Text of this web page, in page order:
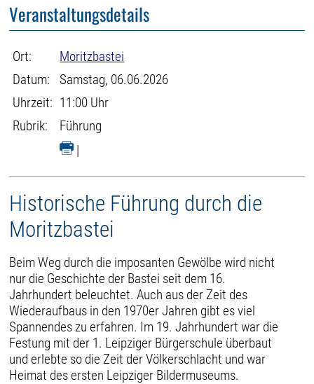
Veranstaltungsdetails
Ort:
Moritzbastei
Datum:
Samstag, 06.06.2026
Uhrzeit: 11:00 Uhr
Rubrik:
Führung
|
Historische Führung durch die
Moritzbastei
Beim Weg durch die imposanten Gewölbe wird nicht
nur die Geschichte der Bastei seit dem 16.
Jahrhundert beleuchtet. Auch aus der Zeit des
Wiederaufbaus in den 1970er Jahren gibt es viel
Spannendes zu erfahren. Im 19. Jahrhundert war die
Festung mit der 1. Leipziger Bürgerschule überbaut
und erlebte so die Zeit der Völkerschlacht und war
Heimat des ersten Leipziger Bildermuseums.